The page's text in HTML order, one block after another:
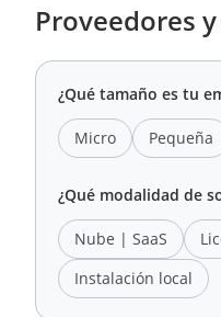
Proveedores
¿Qué tamaño es tu
Micro Pequeña
¿Qué modalidad de
Nube | SaaS
Instalación local